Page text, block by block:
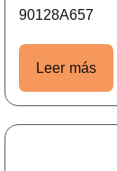
90128A657
Leer más